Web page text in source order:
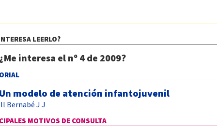
LEERLO?
interesa el nº 4 de 2009?
modelo de atención infantojuvenil
Bernabé J J
MOTIVOS DE CONSULTA